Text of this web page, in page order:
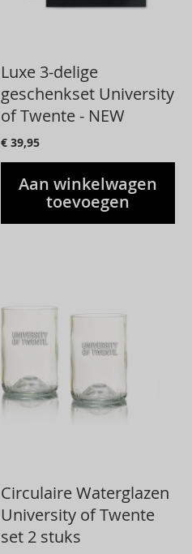
Luxe 3-delige
geschenkset University
of Twente - NEW
€ 39,95
Aan winkelwagen
toevoegen
Circulaire Waterglazen
University of Twente
set 2 stuks